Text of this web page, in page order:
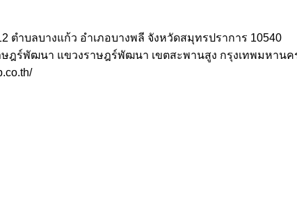
ตำบลบางแก้ว อำเภอบางพลี จังหวัดสมุทรปราการ 10540
ษฎร์พัฒนา แขวงราษฎร์พัฒนา เขตสะพานสูง กรุงเทพมหานค